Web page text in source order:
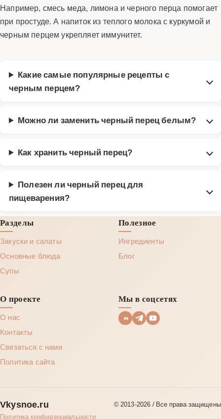
Например, смесь меда, лимона и черного перца помогает
при простуде. А напиток из теплого молока с куркумой и
черным перцем укрепляет иммунитет.
Какие самые популярные рецепты с
черным перцем?
Можно ли заменить черный перец белым?
Как хранить черный перец?
Полезен ли черный перец для
пищеварения?
Разделы
Закуски и салаты
Основные блюда
Супы
Полезное
Ингредиенты
Блог
О проекте
О нас
Контакты
Связаться с нами
Политика сайта
Мы в соцсетях
Vkysnoe.ru
© 2013‑2026 / Все права защищены
Политика конфиденциальности